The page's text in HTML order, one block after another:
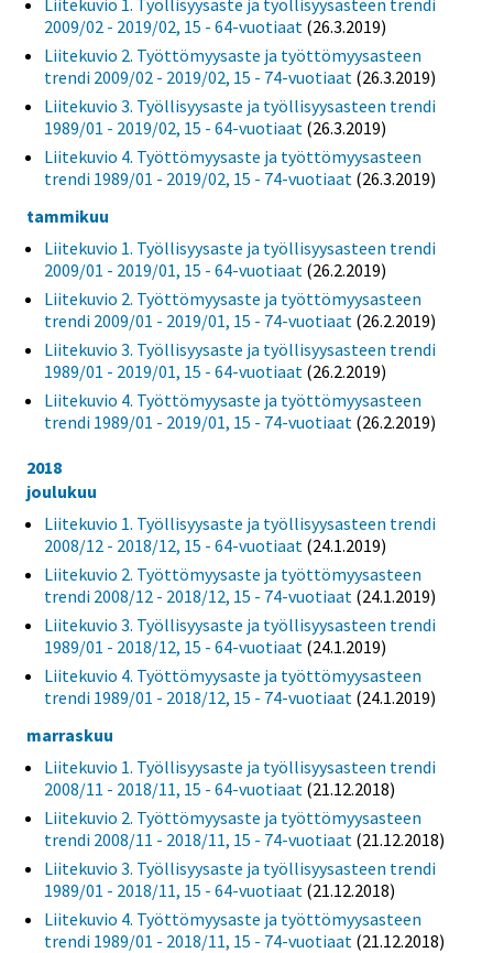
Liitekuvio 1. Työllisyysaste ja työllisyysasteen trendi
2009/02 - 2019/02, 15 - 64-vuotiaat (26.3.2019)
Liitekuvio 2. Työttömyysaste ja työttömyysasteen
trendi 2009/02 - 2019/02, 15 - 74-vuotiaat (26.3.2019)
Liitekuvio 3. Työllisyysaste ja työllisyysasteen trendi
1989/01 - 2019/02, 15 - 64-vuotiaat (26.3.2019)
Liitekuvio 4. Työttömyysaste ja työttömyysasteen
trendi 1989/01 - 2019/02, 15 - 74-vuotiaat (26.3.2019)
tammikuu
Liitekuvio 1. Työllisyysaste ja työllisyysasteen trendi
2009/01 - 2019/01, 15 - 64-vuotiaat (26.2.2019)
Liitekuvio 2. Työttömyysaste ja työttömyysasteen
trendi 2009/01 - 2019/01, 15 - 74-vuotiaat (26.2.2019)
Liitekuvio 3. Työllisyysaste ja työllisyysasteen trendi
1989/01 - 2019/01, 15 - 64-vuotiaat (26.2.2019)
Liitekuvio 4. Työttömyysaste ja työttömyysasteen
trendi 1989/01 - 2019/01, 15 - 74-vuotiaat (26.2.2019)
2018
joulukuu
Liitekuvio 1. Työllisyysaste ja työllisyysasteen trendi
2008/12 - 2018/12, 15 - 64-vuotiaat (24.1.2019)
Liitekuvio 2. Työttömyysaste ja työttömyysasteen
trendi 2008/12 - 2018/12, 15 - 74-vuotiaat (24.1.2019)
Liitekuvio 3. Työllisyysaste ja työllisyysasteen trendi
1989/01 - 2018/12, 15 - 64-vuotiaat (24.1.2019)
Liitekuvio 4. Työttömyysaste ja työttömyysasteen
trendi 1989/01 - 2018/12, 15 - 74-vuotiaat (24.1.2019)
marraskuu
Liitekuvio 1. Työllisyysaste ja työllisyysasteen trendi
2008/11 - 2018/11, 15 - 64-vuotiaat (21.12.2018)
Liitekuvio 2. Työttömyysaste ja työttömyysasteen
trendi 2008/11 - 2018/11, 15 - 74-vuotiaat (21.12.2018)
Liitekuvio 3. Työllisyysaste ja työllisyysasteen trendi
1989/01 - 2018/11, 15 - 64-vuotiaat (21.12.2018)
Liitekuvio 4. Työttömyysaste ja työttömyysasteen
trendi 1989/01 - 2018/11, 15 - 74-vuotiaat (21.12.2018)